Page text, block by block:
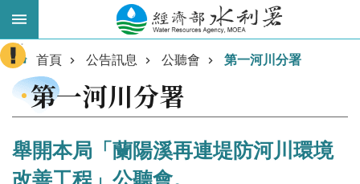
跳到主要內容區塊
進
階
搜
:::
首頁 公告訊息 公聽會 第一河川分署
第一河川分署
舉開本局「蘭陽溪再連堤防河川環境
改善工程」公聽會。